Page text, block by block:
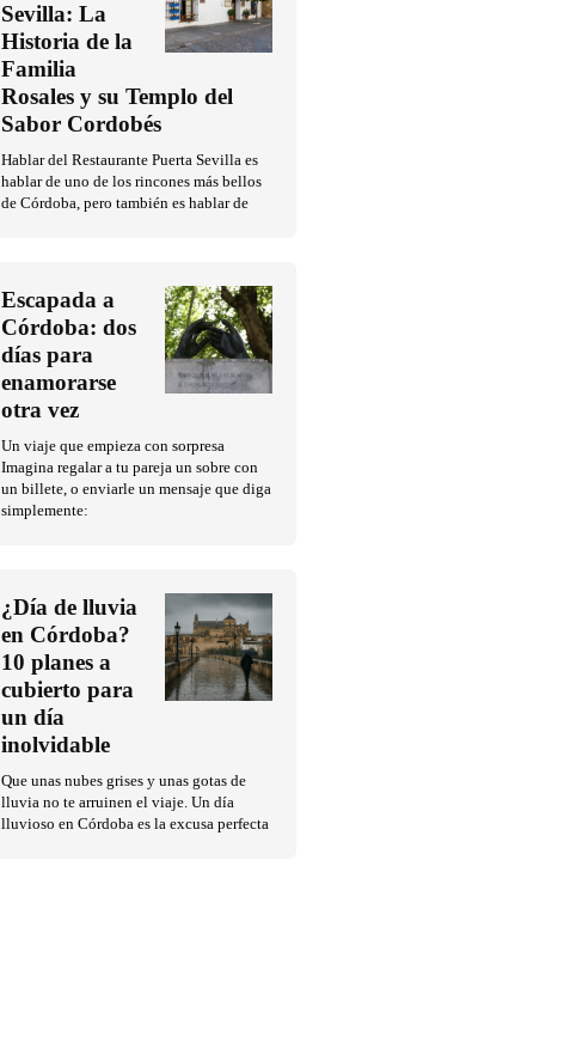
Sevilla: La
Historia de la
Familia
Rosales y su Templo del
Sabor Cordobés
Hablar del Restaurante Puerta Sevilla es
hablar de uno de los rincones más bellos
de Córdoba, pero también es hablar de
Escapada a
Córdoba: dos
días para
enamorarse
otra vez
Un viaje que empieza con sorpresa
Imagina regalar a tu pareja un sobre con
un billete, o enviarle un mensaje que diga
simplemente:
¿Día de lluvia
en Córdoba?
10 planes a
cubierto para
un día
inolvidable
Que unas nubes grises y unas gotas de
lluvia no te arruinen el viaje. Un día
lluvioso en Córdoba es la excusa perfecta